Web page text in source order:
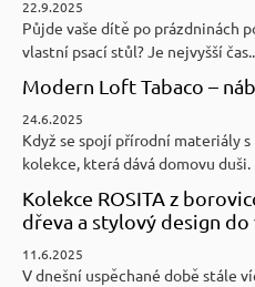
22.9.2025
Půjde vaše dítě po prázdninách
vlastní psací stůl? Je nejvyšší
Modern Loft Tabaco –
24.6.2025
Když se spojí přírodní materiály
kolekce, která dává domovu duši.
Kolekce ROSITA z
dřeva a stylový design do
11.6.2025
V dnešní uspěchané době stále